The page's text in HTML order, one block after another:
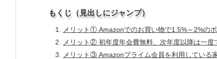
もくじ（見出しにジャンプ）
メリット① Amazonでのお買い物で1.5%～2%の
メリット② 初年度年会費無料、次年度以降は一
メリット③ Amazonプライム会員を利用している